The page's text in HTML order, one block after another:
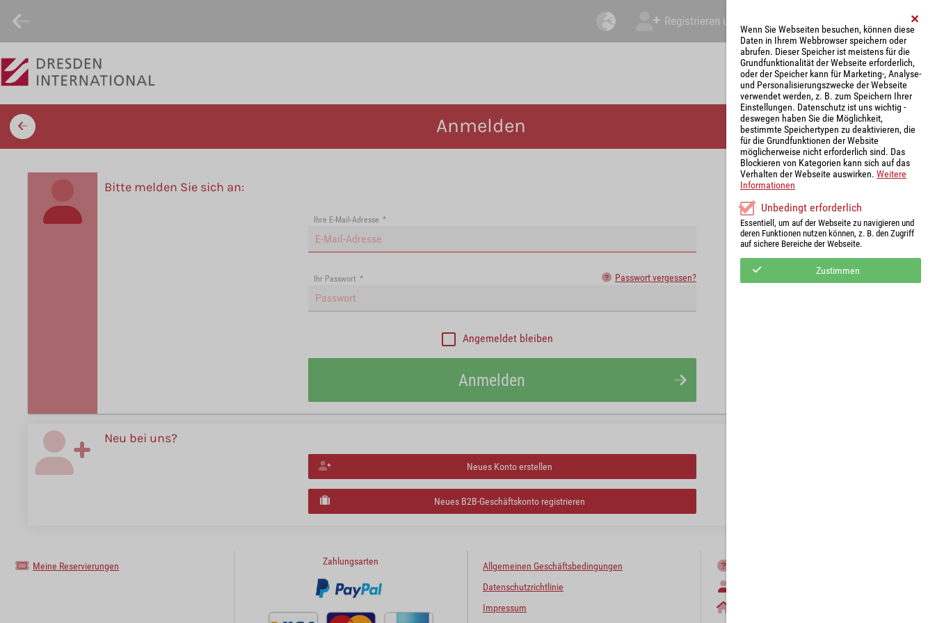
Registrieren und Angebot abgeben Mein Account
Anmelden
Bitte melden Sie sich an:
Ihre E-Mail-Adresse *
Passwort vergessen?
Ihr Passwort *
Angemeldet bleiben
Anmelden
Neu bei uns?
Neues Konto erstellen
Neues B2B-Geschäftskonto registrieren
Meine Reservierungen Zahlungsarten
Allgemeinen Geschäftsbedingungen
Datenschutzrichtlinie
Impressum
Wenn Sie Webseiten besuchen, können diese
Daten in Ihrem Webbrowser speichern oder
abrufen. Dieser Speicher ist meistens für die
Grundfunktionalität der Webseite erforderlich,
oder der Speicher kann für Marketing-, Analyse-
und Personalisierungszwecke der Webseite
verwendet werden, z. B. zum Speichern Ihrer
Einstellungen. Datenschutz ist uns wichtig -
deswegen haben Sie die Möglichkeit,
bestimmte Speichertypen zu deaktivieren, die
für die Grundfunktionen der Website
möglicherweise nicht erforderlich sind. Das
Blockieren von Kategorien kann sich auf das
Verhalten der Webseite auswirken. Weitere
Informationen
Unbedingt erforderlich
Essentiell, um auf der Webseite zu navigieren und
deren Funktionen nutzen können, z. B. den Zugriff
auf sichere Bereiche der Webseite.
Zustimmen